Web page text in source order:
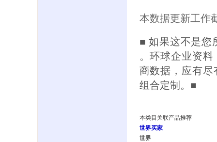
本数据更新工作
■ 如果这不是您
。环球企业资
商数据，应有
组合定制。■
本类目关联产品推荐
世界买家
世界